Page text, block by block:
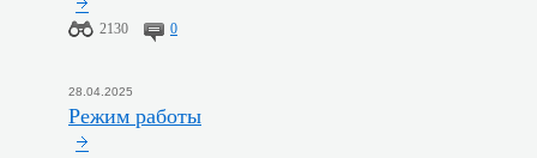
2130 0
28.04.2025
Режим работы